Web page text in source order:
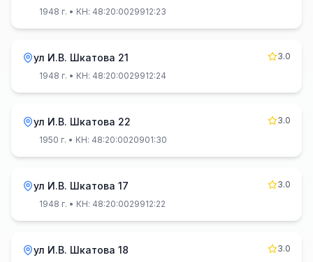
1948 г. • КН: 48:20:0029912:23
ул И.В. Шкатова 21
3.0
1948 г. • КН: 48:20:0029912:24
ул И.В. Шкатова 22
3.0
1950 г. • КН: 48:20:0020901:30
ул И.В. Шкатова 17
3.0
1948 г. • КН: 48:20:0029912:22
ул И.В. Шкатова 18
3.0